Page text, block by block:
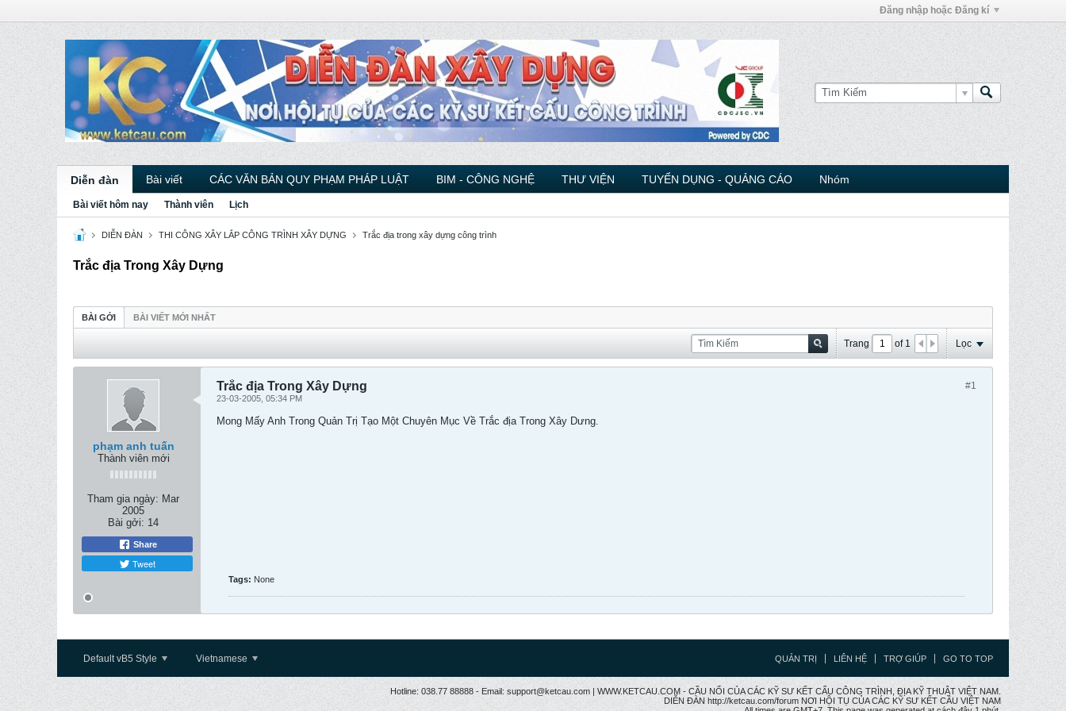
Đăng nhập hoặc Đăng kí
Diễn đàn Bài viết CÁC VĂN BẢN QUY PHẠM PHÁP LUẬT BIM - CÔNG NGHỆ THƯ VIỆN TUYỂN DỤNG - QUẢNG CÁO Nhóm
Bài viết hôm nay Thành viên Lịch
DIỄN ĐÀN THI CÔNG XÂY LẮP CÔNG TRÌNH XÂY DỰNG Trắc địa trong xây dựng công trình
Trắc địa Trong Xây Dựng
BÀI GỞI BÀI VIẾT MỚI NHẤT
Trang of 1 Lọc
phạm anh tuấn
Thành viên mới
Tham gia ngày: Mar
2005
Bài gởi: 14
Share
Tweet
#1
Trắc địa Trong Xây Dựng
23-03-2005, 05:34 PM
Mong Mấy Anh Trong Quản Trị Tạo Một Chuyên Mục Về Trắc địa Trong Xây Dưng.
Tags: None
Default vB5 Style Vietnamese QUẢN TRỊ LIÊN HỆ TRỢ GIÚP GO TO TOP
Hotline: 038.77 88888 - Email: support@ketcau.com | WWW.KETCAU.COM - CẦU NỐI CỦA CÁC KỸ SƯ KẾT CẤU CÔNG TRÌNH, ĐỊA KỸ THUẬT VIỆT NAM.
DIỄN ĐÀN http://ketcau.com/forum NƠI HỘI TỤ CỦA CÁC KỸ SƯ KẾT CÂU VIỆT NAM